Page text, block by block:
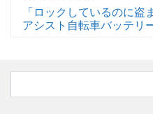
「ロックしているのに盗
アシスト自転車バッテリ